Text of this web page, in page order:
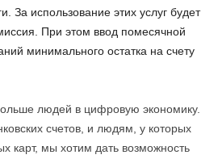
За использование этих услуг будет
При этом ввод помесячной
минимального остатка на счету
людей в цифровую экономику.
счетов, и людям, у которых
карт, мы хотим дать возможность